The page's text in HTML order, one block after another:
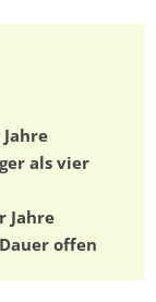
als vier
Jahre
Dauer offen